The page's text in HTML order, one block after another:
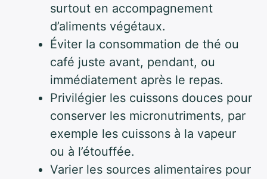
surtout en accompagnement
d’aliments végétaux.
Éviter la consommation de thé ou
café juste avant, pendant, ou
immédiatement après le repas.
Privilégier les cuissons douces pour
conserver les micronutriments, par
exemple les cuissons à la vapeur
ou à l’étouffée.
Varier les sources alimentaires pour